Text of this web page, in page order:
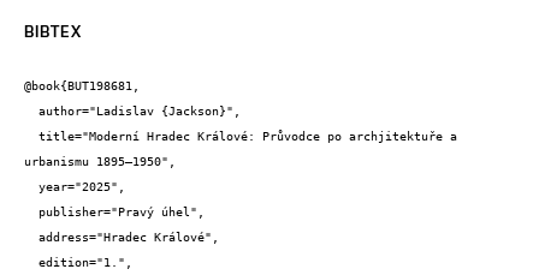
BIBTEX
@book{BUT198681,
urbanismu 1895—1950",